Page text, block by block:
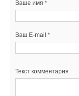
Ваше имя *
Ваш E-mail *
Текст комментария